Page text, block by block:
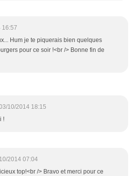
16:57
Hum je te piquerais bien quelques
pour ce soir !<br /> Bonne fin de
10/2014 18:15
!
2014 07:04
top!<br /> Bravo et merci pour ce